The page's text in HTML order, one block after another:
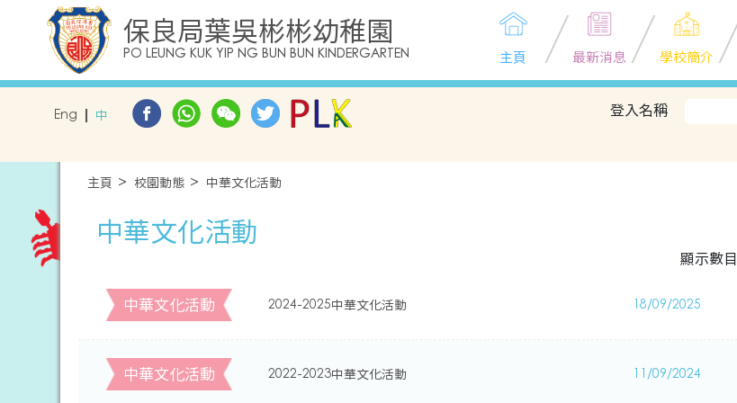
保良局葉吳彬彬幼稚園
PO LEUNG KUK YIP NG BUN BUN KINDERGARTEN 主頁 最新消息 學校簡介
Eng 中 登入名稱
主頁 校園動態 中華文化活動
中華文化活動
顯示數目
中華文化活動 2024-2025中華文化活動 18/09/2025
中華文化活動 2022-2023中華文化活動 11/09/2024